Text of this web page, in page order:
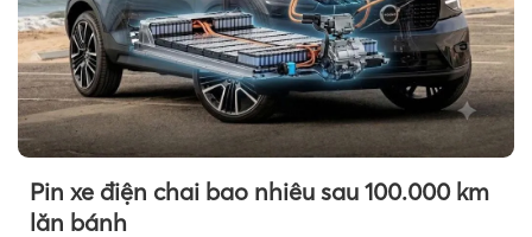
Pin xe điện chai bao nhiêu sau 100.000 km
lăn bánh